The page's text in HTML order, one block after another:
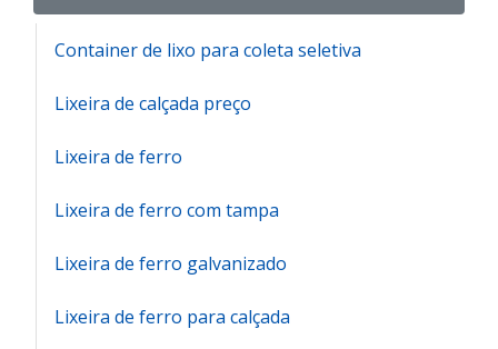
Container de lixo para coleta seletiva
Lixeira de calçada preço
Lixeira de ferro
Lixeira de ferro com tampa
Lixeira de ferro galvanizado
Lixeira de ferro para calçada